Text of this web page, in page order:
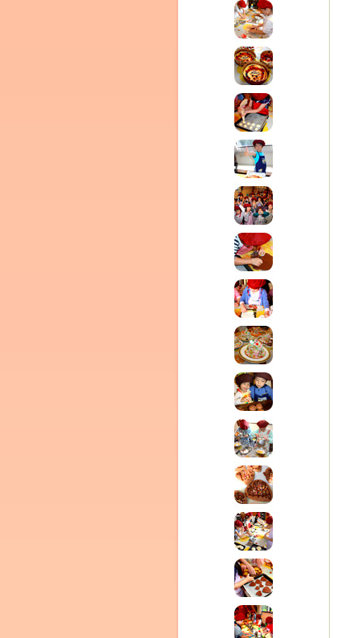
Clémentine
(produced by